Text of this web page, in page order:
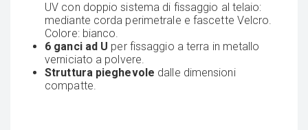
UV con doppio sistema di fissaggio al telaio:
mediante corda perimetrale e fascette Velcro.
Colore: bianco.
6 ganci ad U per fissaggio a terra in metallo
verniciato a polvere.
Struttura pieghevole dalle dimensioni
compatte.